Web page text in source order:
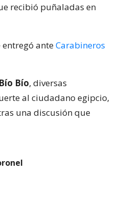
recibió puñaladas en
entregó anteCarabineros
Bío, diversas
al ciudadano egipcio,
una discusión que